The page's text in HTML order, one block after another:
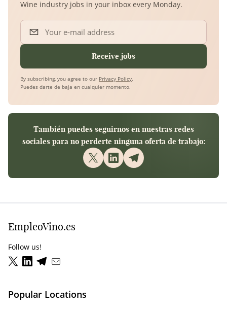
Wine industry jobs in your inbox every Monday.
Your e-mail address
Receive jobs
By subscribing, you agree to our Privacy Policy.
Puedes darte de baja en cualquier momento.
También puedes seguirnos en nuestras redes
sociales para no perderte ninguna oferta de trabajo:
EmpleoVino.es
Follow us!
Popular Locations